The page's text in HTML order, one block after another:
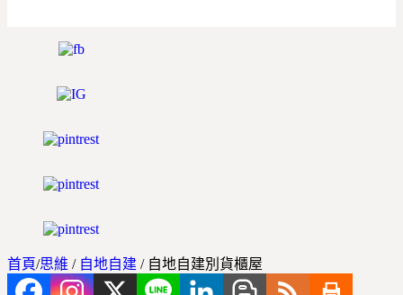
首頁/思維 / 自地自建 / 自地自建別貨櫃屋